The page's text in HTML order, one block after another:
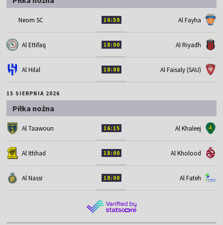
Neom SC 16:50 Al Fayha
Al Ettifaq 18:00 Al Riyadh
Al Hilal 18:00 Al Faisaly (SAU)
15 SIERPNIA 2026
Piłka nożna
Al Taawoun 16:15 Al Khaleej
Al Ittihad 18:00 Al Kholood
Al Nassr 18:00 Al Fateh